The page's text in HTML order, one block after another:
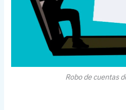
Robo de cuentas